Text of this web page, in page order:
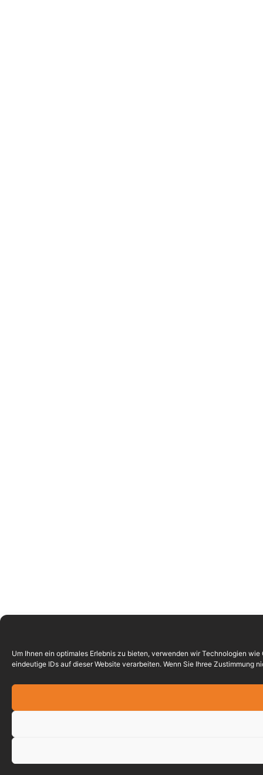
Um Ihnen ein optimales Erlebnis zu bieten, verwenden wir Technologien
eindeutige IDs auf dieser Website verarbeiten. Wenn Sie Ihree